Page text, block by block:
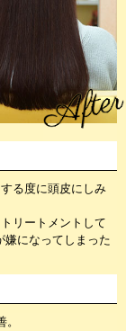
る度に頭皮にしみ
リートメントして
嫌になってしまった